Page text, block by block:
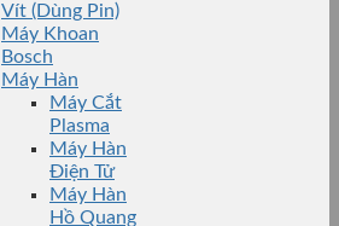
Vít (Dùng Pin)
Máy Khoan
Bosch
Máy Hàn
Máy Cắt
Plasma
Máy Hàn
Điện Tử
Máy Hàn
Hồ Quang